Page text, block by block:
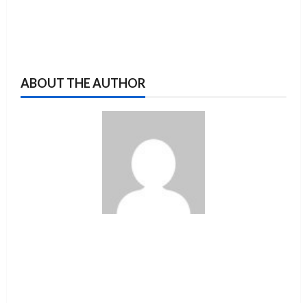
ABOUT THE AUTHOR